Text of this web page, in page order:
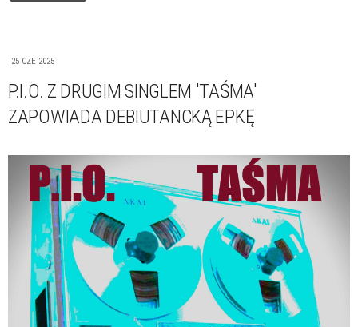
25 CZE 2025
P.I.O. Z DRUGIM SINGLEM 'TAŚMA'
ZAPOWIADA DEBIUTANCKĄ EPKĘ